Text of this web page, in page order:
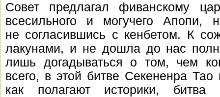
Совет предлагал фиванскому
всесильного и могучего Апопи,
не согласившись с кенбетом. К
лакунами, и не дошла до нас
лишь догадываться о том, чем
всего, в этой битве Секененра
как полагают историки,